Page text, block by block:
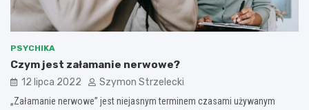
PSYCHIKA
Czym jest załamanie nerwowe?
12 lipca 2022 Szymon Strzelecki
„Załamanie nerwowe” jest niejasnym terminem czasami używanym